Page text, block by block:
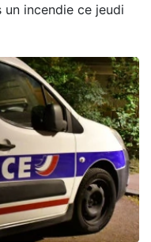
un incendie ce jeudi